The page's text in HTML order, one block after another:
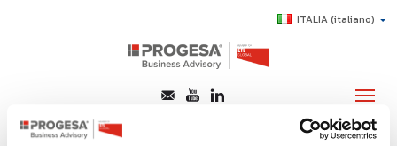
ITALIA(italiano)
analizzarne con